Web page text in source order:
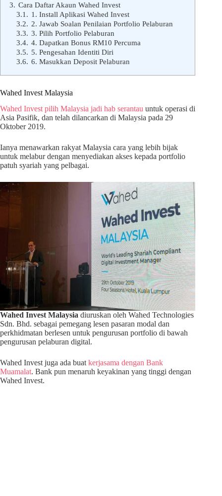
3. Cara Daftar Akaun Wahed Invest
3.1. 1. Install Aplikasi Wahed Invest
3.2. 2. Jawab Soalan Penilaian Portfolio Pelaburan
3.3. 3. Pilih Portfolio Pelaburan
3.4. 4. Dapatkan Bonus RM10 Percuma
3.5. 5. Pengesahan Identiti Diri
3.6. 6. Masukkan Deposit Pelaburan
Wahed Invest Malaysia
Wahed Invest pilih Malaysia jadi hab serantau untuk operasi di
Asia Pasifik, dan telah dilancarkan di Malaysia pada 29
Oktober 2019.
Ianya menawarkan rakyat Malaysia cara yang lebih bijak
untuk melabur dengan menyediakan akses kepada portfolio
patuh syariah yang pelbagai.
Wahed Invest Malaysia diuruskan oleh Wahed Technologies
Sdn. Bhd. sebagai pemegang lesen pasaran modal dan
perkhidmatan berlesen untuk pengurusan portfolio di bawah
pengurusan pelaburan digital.
Wahed Invest juga ada buatkerjasama dengan Bank
Muamalat. Bank pun menaruh keyakinan yang tinggi dengan
Wahed Invest.